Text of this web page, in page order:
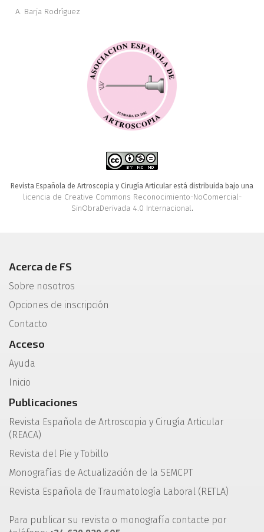
A. Barja Rodríguez
Revista Española de Artroscopia y Cirugía Articular está distribuida bajo una
licencia de Creative Commons Reconocimiento-NoComercial-
SinObraDerivada 4.0 Internacional.
Acerca de FS
Sobre nosotros
Opciones de inscripción
Contacto
Acceso
Ayuda
Inicio
Publicaciones
Revista Española de Artroscopia y Cirugía Articular
(REACA)
Revista del Pie y Tobillo
Monografías de Actualización de la SEMCPT
Revista Española de Traumatología Laboral (RETLA)
Para publicar su revista o monografía contacte por